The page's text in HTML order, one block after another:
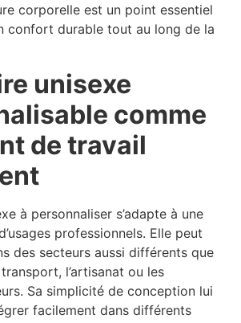
corporelle est un point essentiel
confort durable tout au long de la
unisexe
comme
de travail
à personnaliser s’adapte à une
professionnels. Elle peut
des secteurs aussi différents que
l’artisanat ou les
Sa simplicité de conception lui
facilement dans différents